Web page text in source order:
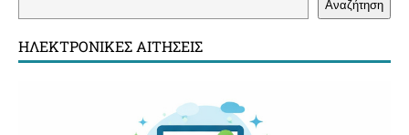
Αναζήτηση
ΗΛΕΚΤΡΟΝΙΚΈΣ ΑΙΤΉΣΕΙΣ